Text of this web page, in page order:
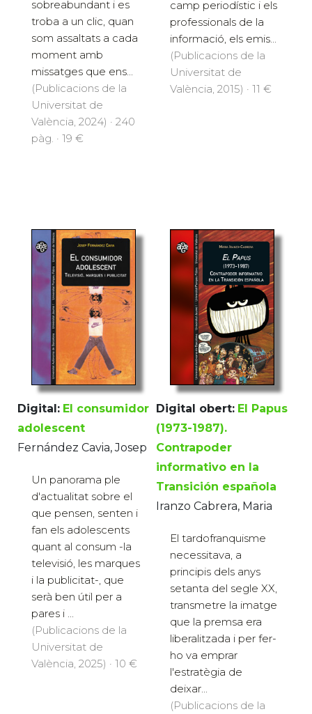
sobreabundant i es
troba a un clic, quan
som assaltats a cada
moment amb
missatges que ens...
(Publicacions de la
Universitat de
València, 2024) · 240
pàg. · 19 €
camp periodístic i els
professionals de la
informació, els emis...
(Publicacions de la
Universitat de
València, 2015) · 11 €
Digital: El consumidor
adolescent
Fernández Cavia, Josep
Un panorama ple
d'actualitat sobre el
que pensen, senten i
fan els adolescents
quant al consum -la
televisió, les marques
i la publicitat-, que
serà ben útil per a
pares i ...
(Publicacions de la
Universitat de
València, 2025) · 10 €
Digital obert: El Papus
(1973-1987).
Contrapoder
informativo en la
Transición española
Iranzo Cabrera, Maria
El tardofranquisme
necessitava, a
principis dels anys
setanta del segle XX,
transmetre la imatge
que la premsa era
liberalitzada i per fer-
ho va emprar
l'estratègia de
deixar...
(Publicacions de la